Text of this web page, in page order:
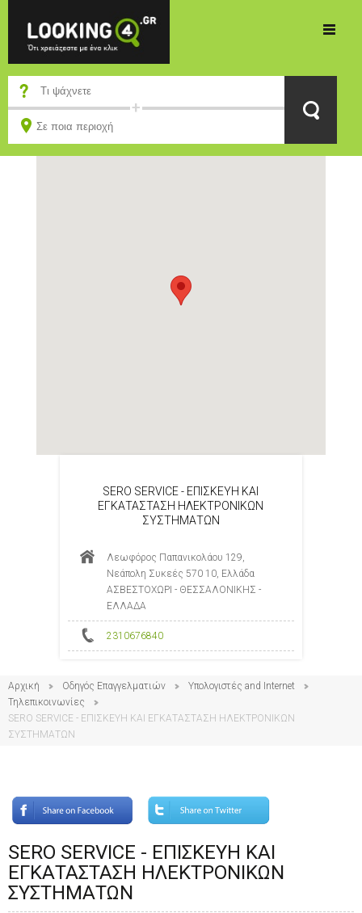
SERO SERVICE - ΕΠΙΣΚΕΥΗ ΚΑΙ
ΕΓΚΑΤΑΣΤΑΣΗ ΗΛΕΚΤΡΟΝΙΚΩΝ
ΣΥΣΤΗΜΑΤΩΝ
Λεωφόρος Παπανικολάου 129,
Νεάπολη Συκεές 570 10, Ελλάδα
ΑΣΒΕΣΤΟΧΩΡΙ - ΘΕΣΣΑΛΟΝΙΚΗΣ -
ΕΛΛΑΔΑ
2310676840
Αρχική Οδηγός Επαγγελματιών
Υπολογιστές and Internet
Τηλεπικοινωνίες
SERO SERVICE - ΕΠΙΣΚΕΥΗ ΚΑΙ ΕΓΚΑΤΑΣΤΑΣΗ ΗΛΕΚΤΡΟΝΙΚΩΝ
ΣΥΣΤΗΜΑΤΩΝ
SERO SERVICE - ΕΠΙΣΚΕΥΗ ΚΑΙ
ΕΓΚΑΤΑΣΤΑΣΗ ΗΛΕΚΤΡΟΝΙΚΩΝ
ΣΥΣΤΗΜΑΤΩΝ